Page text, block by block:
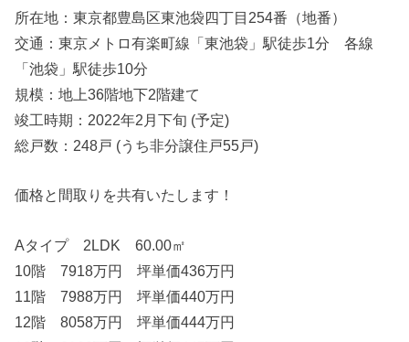
所在地：東京都豊島区東池袋四丁目254番（地番）
交通：東京メトロ有楽町線「東池袋」駅徒歩1分 各線
「池袋」駅徒歩10分
規模：地上36階地下2階建て
竣工時期：2022年2月下旬 (予定)
総戸数：248戸 (うち非分譲住戸55戸)
価格と間取りを共有いたします！
Aタイプ 2LDK 60.00㎡
10階 7918万円 坪単価436万円
11階 7988万円 坪単価440万円
12階 8058万円 坪単価444万円